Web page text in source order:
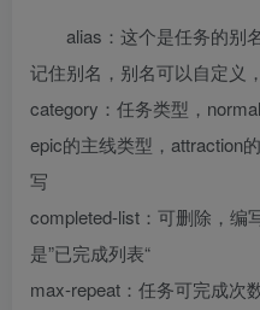
alias：这个是任务的别
记住别名，别名可以自定义
category：任务类型，
epic的主线类型，attraction
写
completed-list：可删除，编
是”已完成列表“
max-repeat：任务可完成次